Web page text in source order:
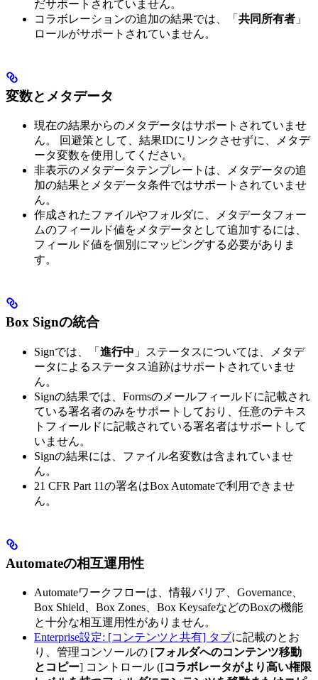
だサポートされていません。
コラボレーションの追加の結果では、「 共同所有者 」
ロールがサポートされていません。
変数とメタデータ
現在の結果からのメタデータはサポートされていませ
ん。 回避策として、結果IDにリンクさせずに、メタデ
ータ変数を使用してください。
非表示のメタデータテンプレートは、メタデータの追
加の結果とメタデータ条件ではサポートされていませ
ん。
作成されたファイルやフォルダに、メタデータフォー
ムのフィールド値をメタデータとして追加するには、
フィールド値を個別にマッピングする必要がありま
す。
Box Signの統合
Signでは、「 進行中 」ステータスについては、メタデ
ータによるステータス追跡はサポートされていませ
ん。
Signの結果では、Formsのメールフィールドに記載され
ている署名者のみをサポートしており、任意のテキス
トフィールドに記載されている署名者はサポートして
いません。
Signの結果には、ファイル名変数は含まれていませ
ん。
21 CFR Part 11の署名はBox Automateで利用できませ
ん。
Automateの相互運用性
Automateワークフローは、情報バリア、Governance、
Box Shield、Box Zones、Box KeysafeなどのBoxの機能
と十分な相互運用性がありません。
Enterprise設定: [コンテンツと共有] タブに記載のとお
り、管理コンソールの [フォルダへのコンテンツ移動
とコピー] コントロール ([コラボレータがより高い権限